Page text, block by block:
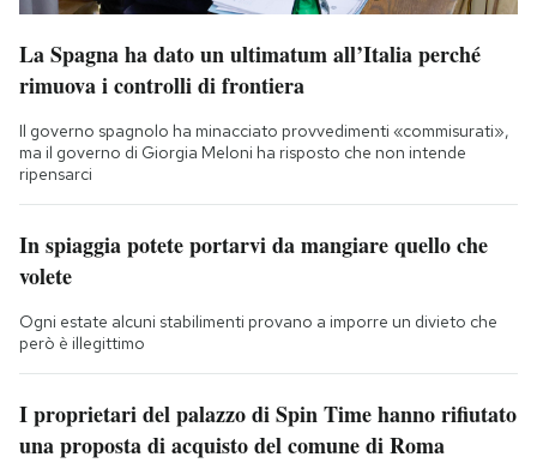
La Spagna ha dato un ultimatum all’Italia perché
rimuova i controlli di frontiera
Il governo spagnolo ha minacciato provvedimenti «commisurati»,
ma il governo di Giorgia Meloni ha risposto che non intende
ripensarci
In spiaggia potete portarvi da mangiare quello che
volete
Ogni estate alcuni stabilimenti provano a imporre un divieto che
però è illegittimo
I proprietari del palazzo di Spin Time hanno rifiutato
una proposta di acquisto del comune di Roma